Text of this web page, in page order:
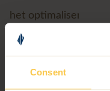
Consent
het optimaliseren
informatiebron op
nemen. De focus
vraag ‘klopt deze